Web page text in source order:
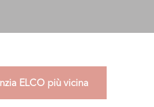
ELCO più vicina